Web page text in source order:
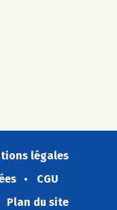
légales
CGU
Plan du site